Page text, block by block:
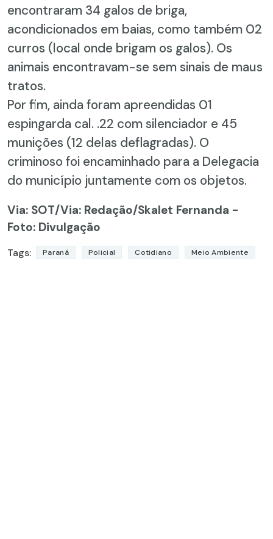
encontraram 34 galos de briga,
acondicionados em baias, como também 02
curros (local onde brigam os galos). Os
animais encontravam-se sem sinais de maus
tratos.
Por fim, ainda foram apreendidas 01
espingarda cal. .22 com silenciador e 45
munições (12 delas deflagradas). O
criminoso foi encaminhado para a Delegacia
do município juntamente com os objetos.
Via: SOT/Via: Redação/Skalet Fernanda -
Foto: Divulgação
Tags: Paraná Policial Cotidiano Meio Ambiente